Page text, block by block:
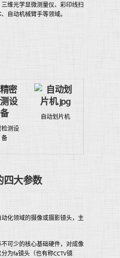
维光学显微测量仪、彩印线扫
自动机械臂手等领域。
检测设
备
自动划片机
四大参数
化领域的摄像或摄影镜头，主
可少的核心基础硬件，对成像
为fa镜头（也有称CCTV镜